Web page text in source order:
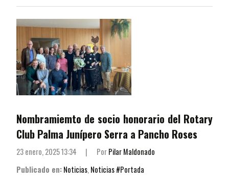
Nombramiemto de socio honorario del Rotary
Club Palma Junípero Serra a Pancho Roses
23 enero, 2025 13:34 | PorPilar Maldonado
Publicado en:Noticias, Noticias #Portada